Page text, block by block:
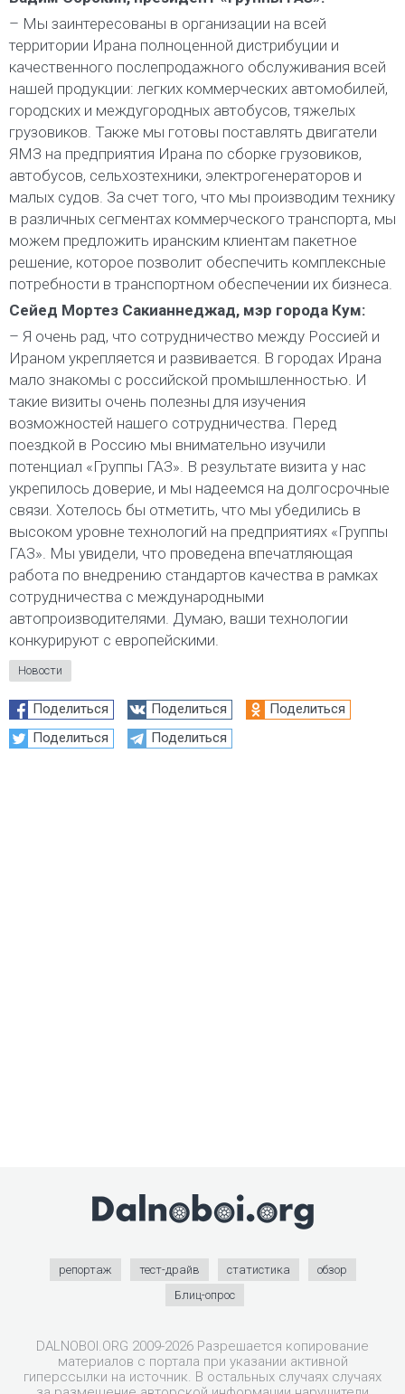
– Мы заинтересованы в организации на всей
территории Ирана полноценной дистрибуции и
качественного послепродажного обслуживания всей
нашей продукции: легких коммерческих автомобилей,
городских и междугородных автобусов, тяжелых
грузовиков. Также мы готовы поставлять двигатели
ЯМЗ на предприятия Ирана по сборке грузовиков,
автобусов, сельхозтехники, электрогенераторов и
малых судов. За счет того, что мы производим технику
в различных сегментах коммерческого транспорта, мы
можем предложить иранским клиентам пакетное
решение, которое позволит обеспечить комплексные
потребности в транспортном обеспечении их бизнеса.
Сейед Мортез Сакианнеджад, мэр города Кум:
– Я очень рад, что сотрудничество между Россией и
Ираном укрепляется и развивается. В городах Ирана
мало знакомы с российской промышленностью. И
такие визиты очень полезны для изучения
возможностей нашего сотрудничества. Перед
поездкой в Россию мы внимательно изучили
потенциал «Группы ГАЗ». В результате визита у нас
укрепилось доверие, и мы надеемся на долгосрочные
связи. Хотелось бы отметить, что мы убедились в
высоком уровне технологий на предприятиях «Группы
ГАЗ». Мы увидели, что проведена впечатляющая
работа по внедрению стандартов качества в рамках
сотрудничества с международными
автопроизводителями. Думаю, ваши технологии
конкурируют с европейскими.
Новости
Поделиться Поделиться
Поделиться
Поделиться
Поделиться
репортаж тест-драйв статистика
обзор
Блиц-опрос
DALNOBOI.ORG 2009-2026 Разрешается копирование
материалов с портала при указании активной
гиперссылки на источник. В остальных случаях случаях